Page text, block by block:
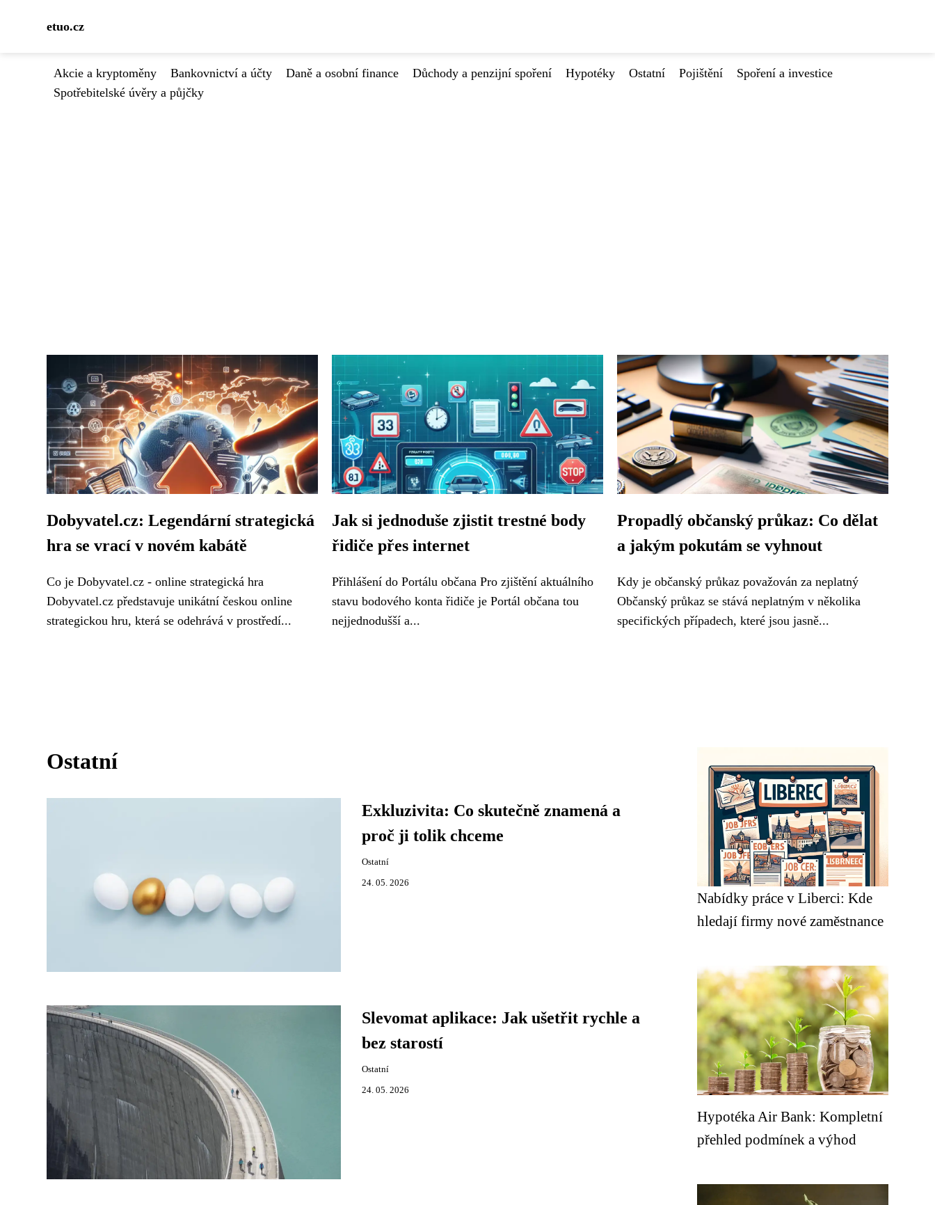
etuo.cz
Akcie a kryptoměny Bankovnictví a účty Daně a osobní finance Důchody a penzijní spoření Hypotéky Ostatní Pojištění
Spoření a investice
Spotřebitelské úvěry a půjčky
Dobyvatel.cz: Legendární strategická
hra se vrací v novém kabátě
Co je Dobyvatel.cz - online strategická hra
Dobyvatel.cz představuje unikátní českou online
strategickou hru, která se odehrává v prostředí...
Jak si jednoduše zjistit trestné body
řidiče přes internet
Přihlášení do Portálu občana Pro zjištění aktuálního
stavu bodového konta řidiče je Portál občana tou
nejjednodušší a...
Propadlý občanský průkaz: Co dělat
a jakým pokutám se vyhnout
Kdy je občanský průkaz považován za neplatný
Občanský průkaz se stává neplatným v několika
specifických případech, které jsou jasně...
Ostatní
Exkluzivita: Co skutečně znamená a
proč ji tolik chceme
Ostatní
24. 05. 2026
Slevomat aplikace: Jak ušetřit rychle a
bez starostí
Ostatní
24. 05. 2026
Nabídky práce v Liberci: Kde
hledají firmy nové zaměstnance
Hypotéka Air Bank: Kompletní
přehled podmínek a výhod